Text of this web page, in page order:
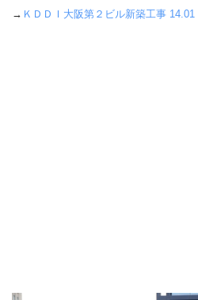
→ ＫＤＤＩ大阪第２ビル新築工事 14.01